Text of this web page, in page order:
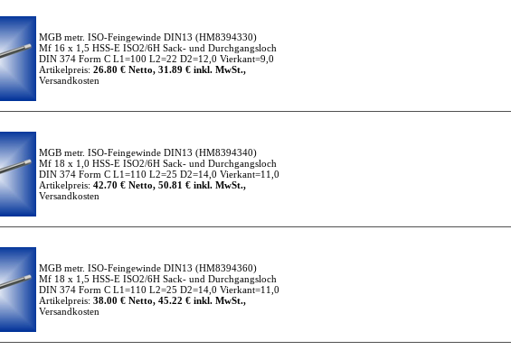
MGB metr. ISO-Feingewinde DIN13 (HM8394330)
Mf 16 x 1,5 HSS-E ISO2/6H Sack- und Durchgangsloch
DIN 374 Form C L1=100 L2=22 D2=12,0 Vierkant=9,0
Artikelpreis: 26.80 € Netto, 31.89 € inkl. MwSt.,
Versandkosten
MGB metr. ISO-Feingewinde DIN13 (HM8394340)
Mf 18 x 1,0 HSS-E ISO2/6H Sack- und Durchgangsloch
DIN 374 Form C L1=110 L2=25 D2=14,0 Vierkant=11,0
Artikelpreis: 42.70 € Netto, 50.81 € inkl. MwSt.,
Versandkosten
MGB metr. ISO-Feingewinde DIN13 (HM8394360)
Mf 18 x 1,5 HSS-E ISO2/6H Sack- und Durchgangsloch
DIN 374 Form C L1=110 L2=25 D2=14,0 Vierkant=11,0
Artikelpreis: 38.00 € Netto, 45.22 € inkl. MwSt.,
Versandkosten